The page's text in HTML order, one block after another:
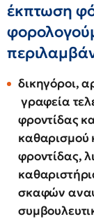
έκπτωση
δικηγόροι,
γραφεία
φροντίδας
καθαρισμού
φροντίδας,
σκαφών